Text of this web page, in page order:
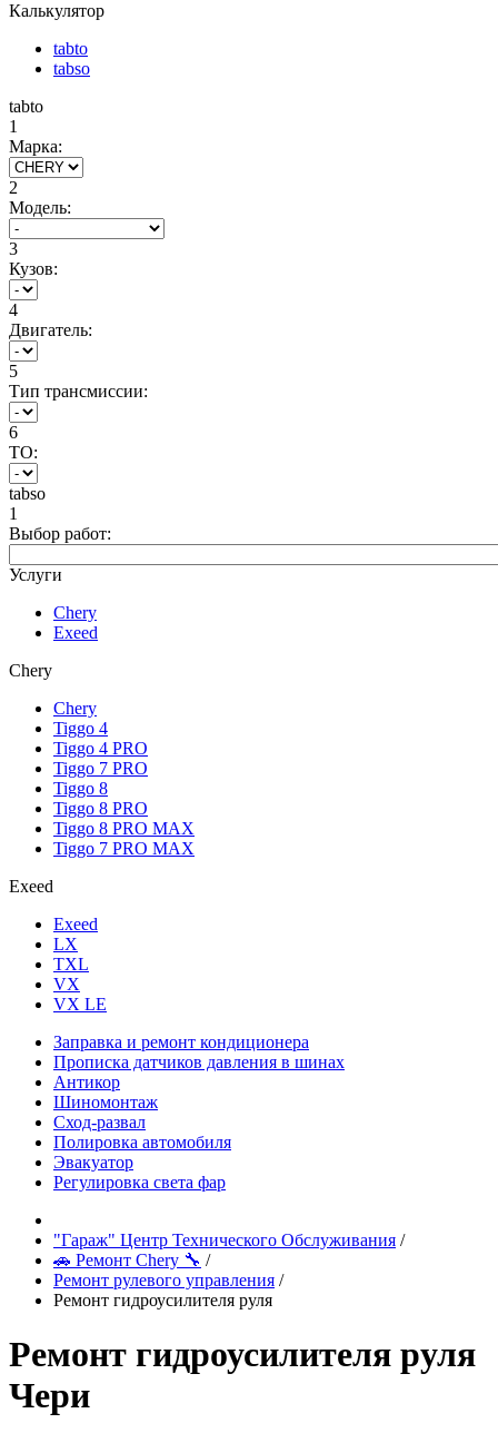
Калькулятор
tabto
tabso
tabto
1
Марка:
2
Модель:
3
Кузов:
4
Двигатель:
5
Тип трансмиссии:
6
ТО:
tabso
1
Выбор работ:
Услуги
Chery
Exeed
Chery
Chery
Tiggo 4
Tiggo 4 PRO
Tiggo 7 PRO
Tiggo 8
Tiggo 8 PRO
Tiggo 8 PRO MAX
Tiggo 7 PRO MAX
Exeed
Exeed
LX
TXL
VX
VX LE
Заправка и ремонт кондиционера
Прописка датчиков давления в шинах
Антикор
Шиномонтаж
Сход-развал
Полировка автомобиля
Эвакуатор
Регулировка света фар
"Гараж" Центр Технического Обслуживания /
🚗 Ремонт Chery 🔧 /
Ремонт рулевого управления /
Ремонт гидроусилителя руля
Ремонт гидроусилителя руля
Чери